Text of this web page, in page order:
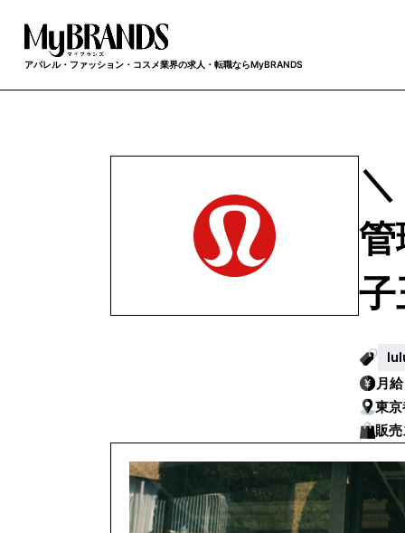
アパレル・ファッション・コスメ業界の求人・転職ならMyBRANDS
月
東
販